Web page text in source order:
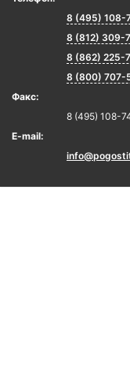
8 (495) 108-
8 (812) 309-
8 (862) 225-
8 (800) 707-
Факс:
8 (495) 108-
E-mail: